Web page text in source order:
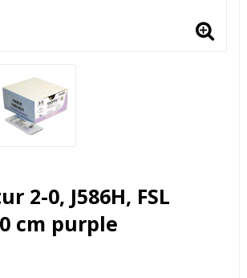
2-0, J586H, FSL
cm purple